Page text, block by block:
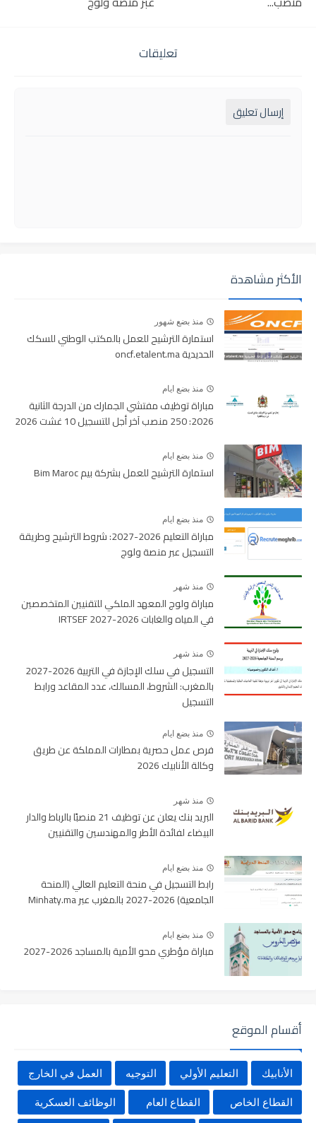
تعليقات
إرسال تعليق
الأكثر مشاهدة
منذ بضع شهور
استمارة الترشيح للعمل بالمكتب الوطني للسكك
الحديدية oncf.etalent.ma
منذ بضع ايام
مباراة توظيف مفتشي الجمارك من الدرجة الثانية
2026: 250 منصب آخر أجل للتسجيل 10 غشت 2026
منذ بضع ايام
استمارة الترشيح للعمل بشركة بيم Bim Maroc
منذ بضع ايام
مباراة التعليم 2026-2027: شروط الترشيح وطريقة
التسجيل عبر منصة ولوج
منذ شهر
مباراة ولوج المعهد الملكي للتقنيين المتخصصين
في المياه والغابات 2026-2027 IRTSEF
منذ شهر
التسجيل في سلك الإجازة في التربية 2026-2027
بالمغرب: الشروط، المسالك، عدد المقاعد ورابط
التسجيل
منذ بضع ايام
فرص عمل حصرية بمطارات المملكة عن طريق
وكالة الأنابيك 2026
منذ شهر
البريد بنك يعلن عن توظيف 21 منصبًا بالرباط والدار
البيضاء لفائدة الأطر والمهندسين والتقنيين
منذ بضع ايام
رابط التسجيل في منحة التعليم العالي (المنحة
الجامعية) 2026-2027 بالمغرب عبر Minhaty.ma
منذ بضع ايام
مباراة مؤطري محو الأمية بالمساجد 2026-2027
أقسام الموقع
الأنابيك التعليم الأولي التوجيه العمل في الخارج
القطاع الخاص القطاع العام الوظائف العسكرية